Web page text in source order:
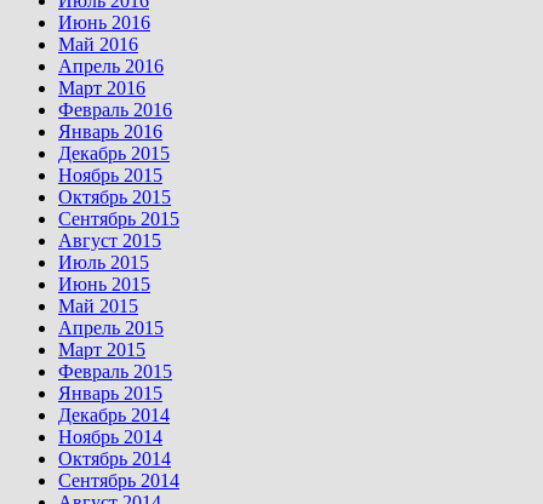
Июнь 2016
Май 2016
Апрель 2016
Март 2016
Февраль 2016
Январь 2016
Декабрь 2015
Ноябрь 2015
Октябрь 2015
Сентябрь 2015
Август 2015
Июль 2015
Июнь 2015
Май 2015
Апрель 2015
Март 2015
Февраль 2015
Январь 2015
Декабрь 2014
Ноябрь 2014
Октябрь 2014
Сентябрь 2014